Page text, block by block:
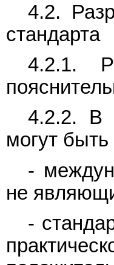
4.2.
стандарта
4.2.1.
4.2.2. В
могут
-
не
-